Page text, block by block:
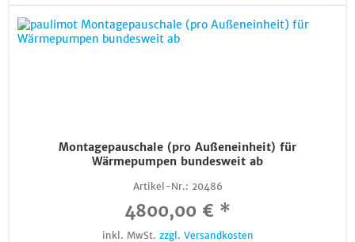
Montagepauschale (pro Außeneinheit) für
Wärmepumpen bundesweit ab
Artikel-Nr.: 20486
4800,00 € *
inkl. MwSt. zzgl. Versandkosten